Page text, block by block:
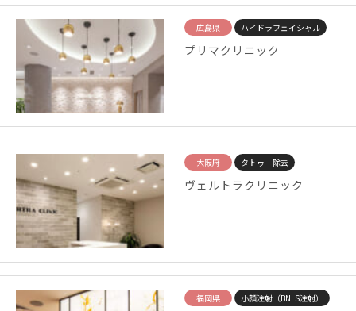
広島県 ハイドラフェイシャル
プリマクリニック
大阪府 タトゥー除去
ヴェルトラクリニック
福岡県 小顔注射（BNLS注射）